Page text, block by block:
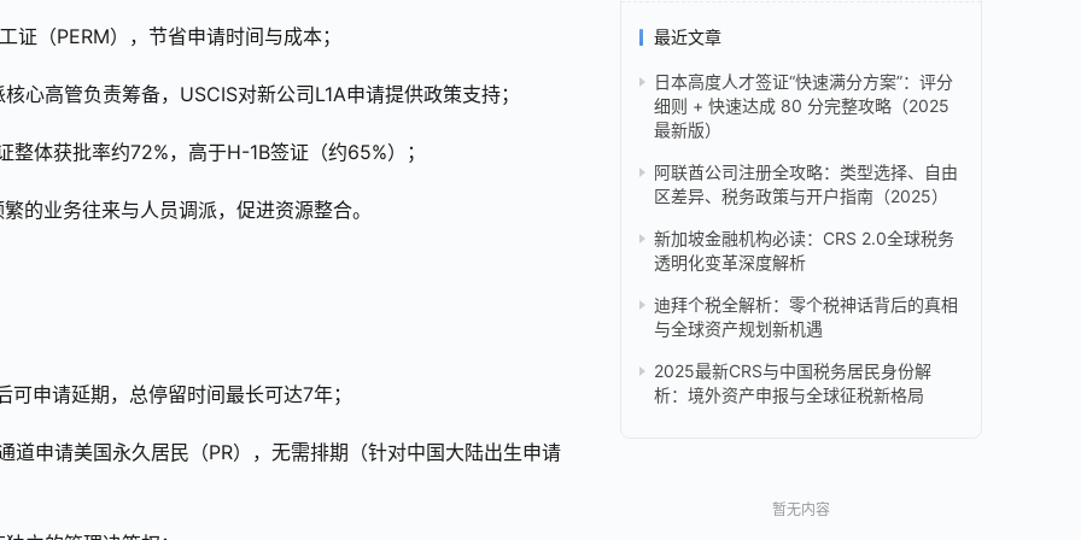
证（PERM），节省申请时间与成本；
心高管负责筹备，USCIS对新公司L1A申请提供政策支持；
体获批率约72%，高于H-1B签证（约65%）；
的业务往来与人员调派，促进资源整合。
申请延期，总停留时间最长可达7年；
道申请美国永久居民（PR），无需排期（针对中国大陆出生申请
最近文章
日本高度人才签证“快速满分方案”：评分
细则 + 快速达成 80 分完整攻略（2025
最新版）
阿联酋公司注册全攻略：类型选择、自由
区差异、税务政策与开户指南（2025）
新加坡金融机构必读：CRS 2.0全球税务
透明化变革深度解析
迪拜个税全解析：零个税神话背后的真相
与全球资产规划新机遇
2025最新CRS与中国税务居民身份解
析：境外资产申报与全球征税新格局
暂无内容